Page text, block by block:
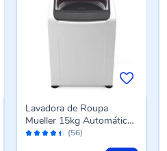
Avaliação: (56)
Lavadora de Roupa
Mueller 15kg Automática
Ultracentrifugação MLA15